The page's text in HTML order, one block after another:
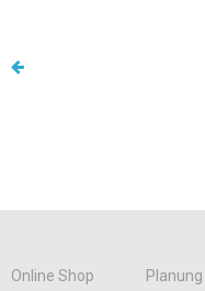
Online Shop
Planung